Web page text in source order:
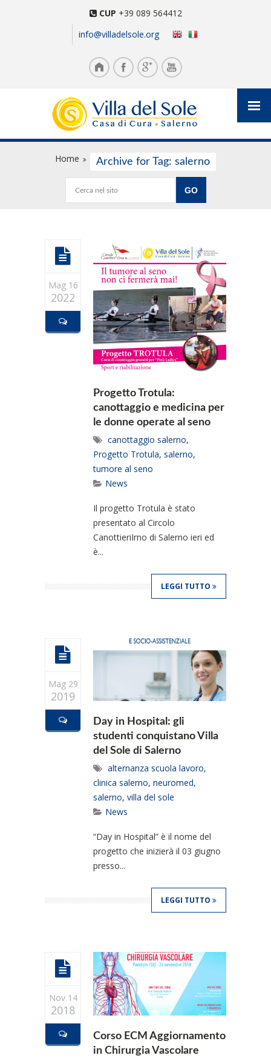
CUP +39 089 564412
info@villadelsole.org
Home Archive for Tag: salerno
Mag 16
2022
Progetto Trotula:
canottaggio e medicina per
le donne operate al seno
canottaggio salerno,
Progetto Trotula, salerno,
tumore al seno
News
Il progetto Trotula è stato
presentato al Circolo
CanottieriIrno di Salerno ieri ed
è...
LEGGI TUTTO
Mag 29
2019
Day in Hospital: gli
studenti conquistano Villa
del Sole di Salerno
alternanza scuola lavoro,
clinica salerno, neuromed,
salerno, villa del sole
News
“Day in Hospital” è il nome del
progetto che inizierà il 03 giugno
presso...
LEGGI TUTTO
Nov 14
2018
Corso ECM Aggiornamento
in Chirurgia Vascolare